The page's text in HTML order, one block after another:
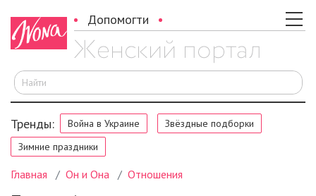
Допомогти
Тренды: Война в Украине
Звёздные подборки
Зимние праздники
Главная Он и Она Отношения